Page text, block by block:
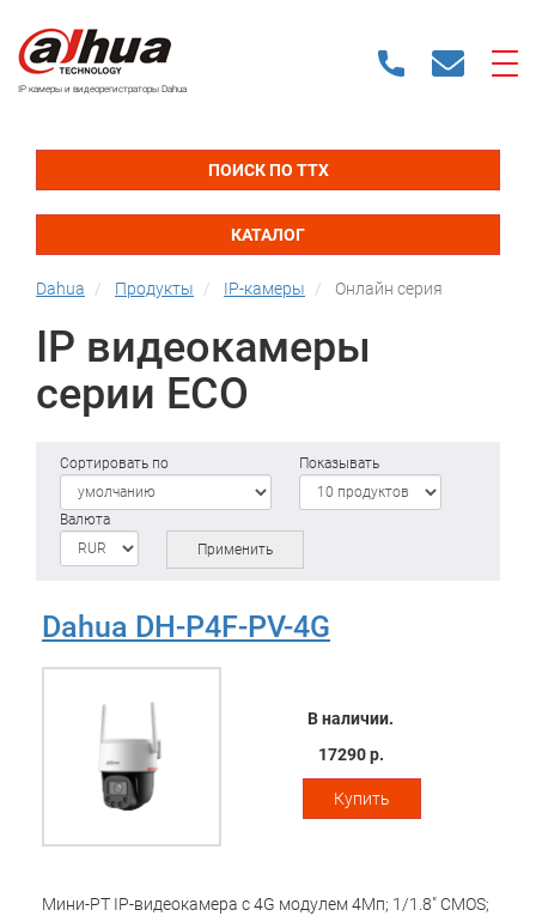
IP камеры и видеорегистраторы Dahua
ПОИСК ПО ТТХ
КАТАЛОГ
Dahua Продукты IP-камеры Онлайн серия
IP видеокамеры
серии ECO
Сортировать по Показывать
Валюта
Применить
Dahua DH-P4F-PV-4G
Мини-PT IP-видеокамера с 4G модулем 4Мп; 1/1.8" CMOS;
В наличии.
17290 р.
Купить